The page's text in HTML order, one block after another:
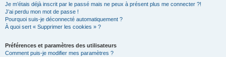
Je m’étais déjà inscrit par le passé mais ne peux à présent plus me connecter ?!
J’ai perdu mon mot de passe !
Pourquoi suis-je déconnecté automatiquement ?
À quoi sert « Supprimer les cookies » ?
Préférences et paramètres des utilisateurs
Comment puis-je modifier mes paramètres ?